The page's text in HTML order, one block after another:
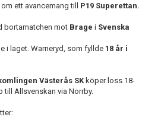
ett avancemang till P19 Superettan.
bortamatchen mot Brage i Svenska
i laget. Warneryd, som fyllde 18 år i
Västerås SK köper loss 18-
Allsvenskan via Norrby.